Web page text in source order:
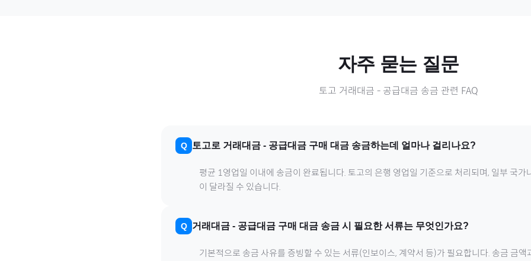
자주 묻는 질문
토고 거래대금 - 공급대금 송금 관련 FAQ
토고로 거래대금 - 공급대금 구매 대금 송금하는데 얼마나 걸리나요?
평균 1영업일 이내에 송금이 완료됩니다. 토고의 은행 영업일 기준으로 처리되며, 일부 국가
이 달라질 수 있습니다.
거래대금 - 공급대금 구매 대금 송금 시 필요한 서류는 무엇인가요?
기본적으로 송금 사유를 증빙할 수 있는 서류(인보이스, 계약서 등)가 필요합니다. 송금 금액